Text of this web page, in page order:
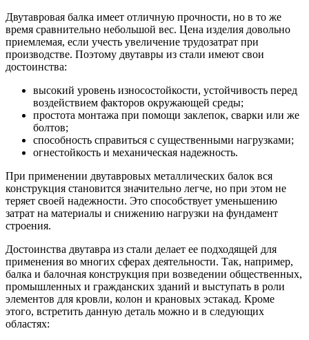
Двутавровая балка имеет отличную прочности, но в то же
время сравнительно небольшой вес. Цена изделия довольно
приемлемая, если учесть увеличение трудозатрат при
производстве. Поэтому двутавры из стали имеют свои
достоинства:
высокий уровень износостойкости, устойчивость перед
воздействием факторов окружающей среды;
простота монтажа при помощи заклепок, сварки или же
болтов;
способность справиться с существенными нагрузками;
огнестойкость и механическая надежность.
При применении двутавровых металлических балок вся
конструкция становится значительно легче, но при этом не
теряет своей надежности. Это способствует уменьшению
затрат на материалы и снижению нагрузки на фундамент
строения.
Достоинства двутавра из стали делает ее подходящей для
применения во многих сферах деятельности. Так, например,
балка и балочная конструкция при возведении общественных,
промышленных и гражданских зданий и выступать в роли
элементов для кровли, колон и крановых эстакад. Кроме
этого, встретить данную деталь можно и в следующих
областях: